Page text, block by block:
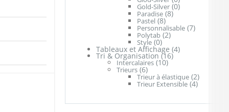
Gold-Silver (0)
Paradise (8)
Pastel (8)
Personnalisable (7)
Polytab (2)
Style (0)
Tableaux et Affichage (4)
Tri & Organisation (16)
Intercalaires (10)
Trieurs (6)
Trieur à élastique (2)
Trieur Extensible (4)